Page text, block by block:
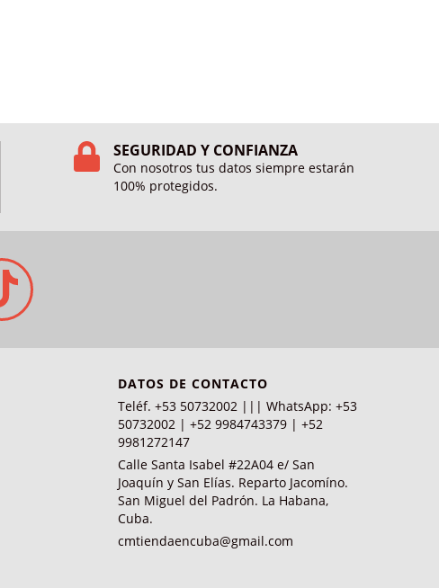
SEGURIDAD Y CONFIANZA
Con nosotros tus datos siempre estarán
100% protegidos.
DATOS DE CONTACTO
Teléf. +53 50732002 ||| WhatsApp: +53
50732002 | +52 9984743379 | +52
9981272147
Calle Santa Isabel #22A04 e/ San
Joaquín y San Elías. Reparto Jacomíno.
San Miguel del Padrón. La Habana,
Cuba.
cmtiendaencuba@gmail.com